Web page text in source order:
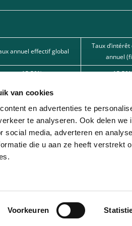
van cookies
en advertenties te
te analyseren. Ook delen
social media, adverteren en
die u aan ze heeft verstrekt
Voorkeuren
annuel effectif global
Taux
annuel
15,50%
15,50%
12% 12%
par l’une de nos banques partenaires.
avec différentes sociétés de leasing
© 2026 - Lease-Je-